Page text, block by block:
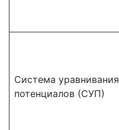
Система уравнивания
потенциалов (СУП)